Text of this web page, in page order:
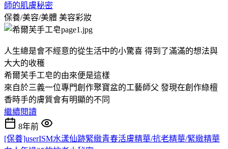
師的肌膚秘密
保養/美容/美體 美容彩妝
人生總是會不經意的從生活中的小驚喜 得到了滿滿的想法與
大大的收穫
希爾芙手工皂的由來便是這樣
來自於三義一位專門創作聚寶盆的工藝師父 發現在創作綠檀
香時手的膚質會有明顯的不同
繼續閱讀
8年前
[保養]userISM水漾仙跡緊緻青春活膚精華/抗老精華/緊緻精華